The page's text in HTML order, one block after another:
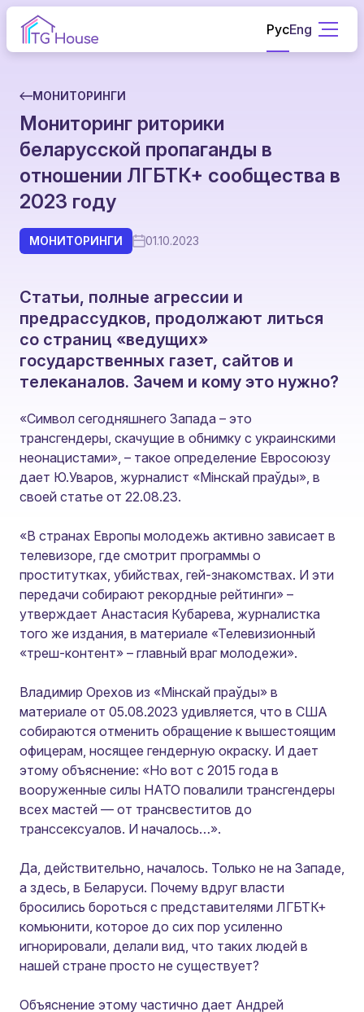
РусEng
МОНИТОРИНГИ
Мониторинг риторики
беларусской пропаганды в
отношении ЛГБТК+ сообщества в
2023 году
МОНИТОРИНГИ 01.10.2023
Статьи, полные агрессии и
предрассудков, продолжают литься
со страниц «ведущих»
государственных газет, сайтов и
телеканалов. Зачем и кому это нужно?
«Символ сегодняшнего Запада – это
трансгендеры, скачущие в обнимку с украинскими
неонацистами», – такое определение Евросоюзу
дает Ю.Уваров, журналист «Мiнскай праўды», в
своей статье от 22.08.23.
«В странах Европы молодежь активно зависает в
телевизоре, где смотрит программы о
проститутках, убийствах, гей-знакомствах. И эти
передачи собирают рекордные рейтинги» –
утверждает Анастасия Кубарева, журналистка
того же издания, в материале «Телевизионный
«треш-контент» – главный враг молодежи».
Владимир Орехов из «Мiнскай праўды» в
материале от 05.08.2023 удивляется, что в США
собираются отменить обращение к вышестоящим
офицерам, носящее гендерную окраску. И дает
этому объяснение: «Но вот с 2015 года в
вооруженные силы НАТО повалили трансгендеры
всех мастей — от трансвеститов до
транссексуалов. И началось…».
Да, действительно, началось. Только не на Западе,
а здесь, в Беларуси. Почему вдруг власти
бросились бороться с представителями ЛГБТК+
комьюнити, которое до сих пор усиленно
игнорировали, делали вид, что таких людей в
нашей стране просто не существует?
Объяснение этому частично дает Андрей